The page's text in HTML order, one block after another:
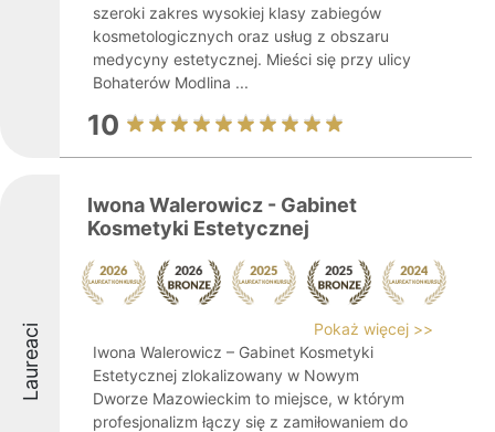
szeroki zakres wysokiej klasy zabiegów
kosmetologicznych oraz usług z obszaru
medycyny estetycznej. Mieści się przy ulicy
Bohaterów Modlina ...
10
Laureaci
Iwona Walerowicz - Gabinet
Kosmetyki Estetycznej
Pokaż więcej >>
Iwona Walerowicz – Gabinet Kosmetyki
Estetycznej zlokalizowany w Nowym
Dworze Mazowieckim to miejsce, w którym
profesjonalizm łączy się z zamiłowaniem do